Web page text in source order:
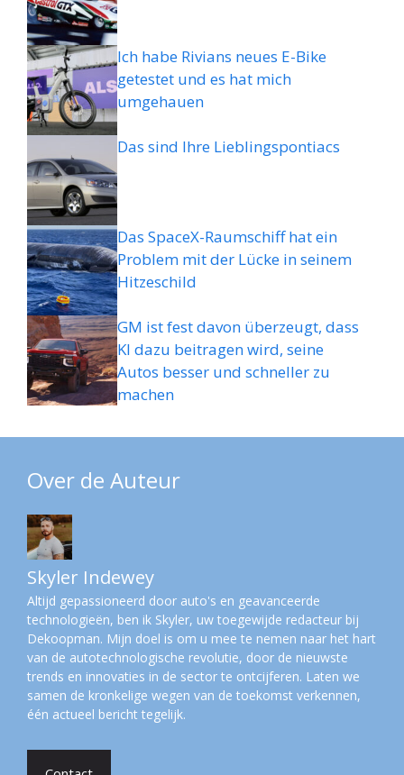
Ich habe Rivians neues E-Bike
getestet und es hat mich
umgehauen
Das sind Ihre Lieblingspontiacs
Das SpaceX-Raumschiff hat ein
Problem mit der Lücke in seinem
Hitzeschild
GM ist fest davon überzeugt, dass
KI dazu beitragen wird, seine
Autos besser und schneller zu
machen
Over de Auteur
Skyler Indewey
Altijd gepassioneerd door auto's en geavanceerde
technologieën, ben ik Skyler, uw toegewijde redacteur bij
Dekoopman. Mijn doel is om u mee te nemen naar het hart
van de autotechnologische revolutie, door de nieuwste
trends en innovaties in de sector te ontcijferen. Laten we
samen de kronkelige wegen van de toekomst verkennen,
één actueel bericht tegelijk.